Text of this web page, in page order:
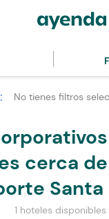
No tienes filtros
cerca
Santa
1 hoteles disponibles